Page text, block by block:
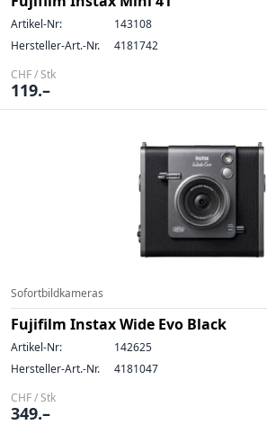
Artikel-Nr:
143108
Hersteller-Art.-Nr.
4181742
CHF / Stk
119.–
Sofortbildkameras
Fujifilm Instax Wide Evo Black
Artikel-Nr:
142625
Hersteller-Art.-Nr.
4181047
CHF / Stk
349.–